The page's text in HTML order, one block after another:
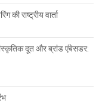
की राष्ट्रीय वार्ता
दूत और ब्रांड एंबेसडर: